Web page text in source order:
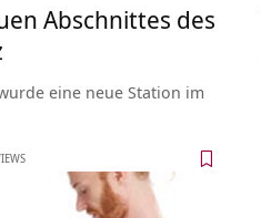
Abschnittes des
eine neue Station im